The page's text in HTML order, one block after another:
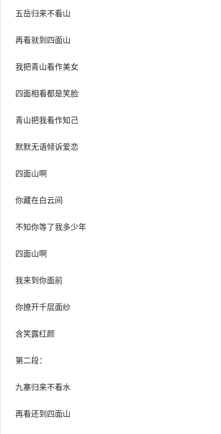
五岳归来不看山
再看就到四面山
我把青山看作美女
四面相看都是笑脸
青山把我看作知己
默默无语倾诉爱恋
四面山啊
你藏在白云间
不知你等了我多少年
四面山啊
我来到你面前
你撩开千层面纱
含笑露红颜
第二段：
九寨归来不看水
再看还到四面山